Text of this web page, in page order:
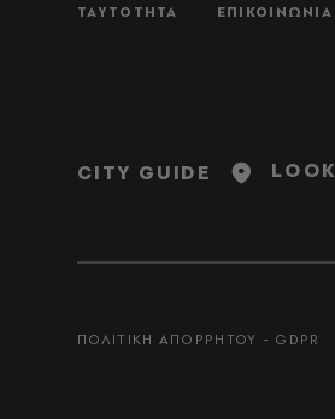
ΤΑΥΤΟΤΗΤΑ ΕΠΙΚΟΙΝΩΝΙΑ
CITY GUIDE LOOK
ΠΟΛΙΤΙΚΗ ΑΠΟΡΡΗΤΟΥ - GDPR